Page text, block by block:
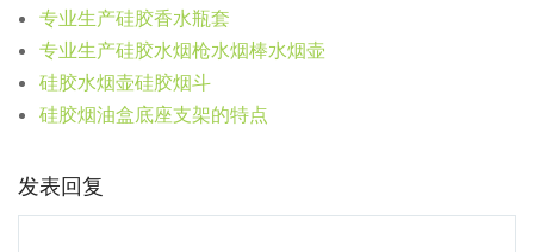
专业生产硅胶香水瓶套
专业生产硅胶水烟枪水烟棒水烟壶
硅胶水烟壶硅胶烟斗
硅胶烟油盒底座支架的特点
发表回复